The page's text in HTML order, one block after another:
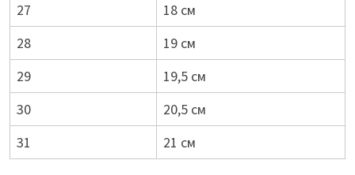
27
18 см
28
19 см
29
19,5 см
30
20,5 см
31
21 см